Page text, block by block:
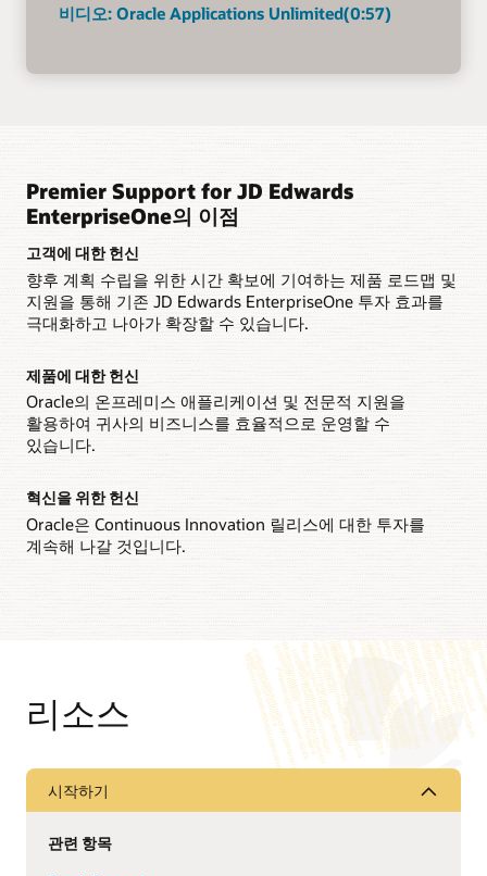
비디오: Oracle Applications Unlimited(0:57)
Premier Support for JD Edwards
EnterpriseOne의 이점
고객에 대한 헌신
향후 계획 수립을 위한 시간 확보에 기여하는 제품 로드맵 및
지원을 통해 기존 JD Edwards EnterpriseOne 투자 효과를
극대화하고 나아가 확장할 수 있습니다.
제품에 대한 헌신
Oracle의 온프레미스 애플리케이션 및 전문적 지원을
활용하여 귀사의 비즈니스를 효율적으로 운영할 수
있습니다.
혁신을 위한 헌신
Oracle은 Continuous Innovation 릴리스에 대한 투자를
계속해 나갈 것입니다.
리소스
시작하기
관련 항목